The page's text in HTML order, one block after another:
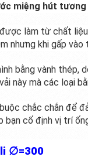
miệng hút
làm từ chất
nhưng khi gấp
bằng vành
này mà các loại
chắc chắn để
bạn cố định vị trí
∅=300